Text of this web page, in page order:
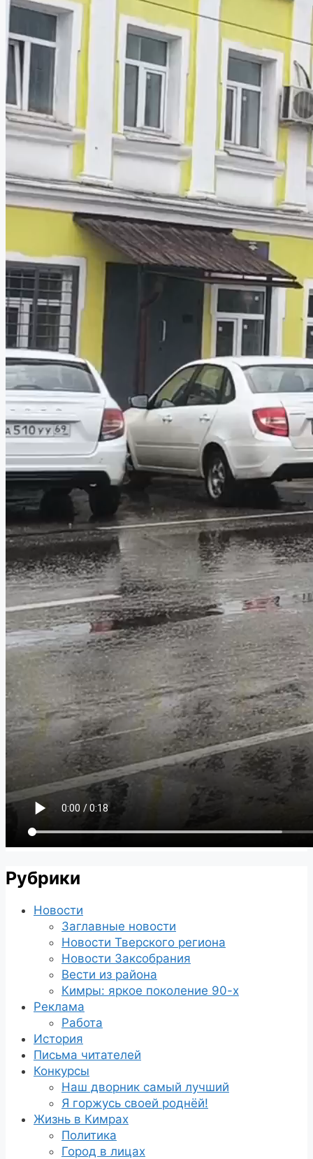
Рубрики
Новости
Заглавные новости
Новости Тверского региона
Новости Заксобрания
Вести из района
Кимры: яркое поколение 90-х
Реклама
Работа
История
Письма читателей
Конкурсы
Наш дворник самый лучший
Я горжусь своей роднёй!
Жизнь в Кимрах
Политика
Город в лицах